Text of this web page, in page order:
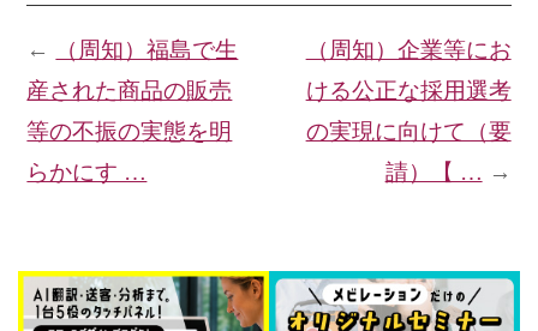
（周知）企業等にお
ける公正な採用選考
の実現に向けて（要
請）【 … →
←
（周知）福島で生
産された商品の販売
等の不振の実態を明
らかにす …